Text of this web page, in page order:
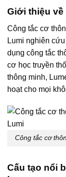
Giới thiệu
Công tắc cơ
Lumi nghiên
dụng công tắc
cơ học truyền
thông minh,
hoạt cho mọi
Công tắc cơ
Cấu tạo nổi